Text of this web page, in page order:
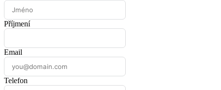
Příjmení
Email
Telefon